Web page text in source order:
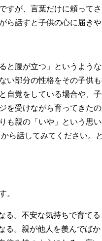
が、言葉だけに頼って
話すと子供の心に届きや
腹が立つ」というよう
部分の性格をその子供
覚をしている場合や、
受けながら育ってきた
親の「いや」という思
ら話してみてください
。
。不安な気持ちで育て
。親が他人を羨んでば